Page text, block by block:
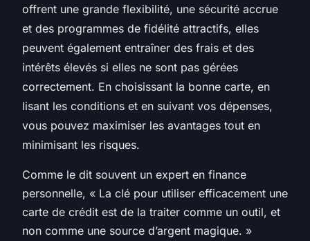
offrent une grande flexibilité, une sécurité accrue
et des programmes de fidélité attractifs, elles
peuvent également entraîner des frais et des
intérêts élevés si elles ne sont pas gérées
correctement. En choisissant la bonne carte, en
lisant les conditions et en suivant vos dépenses,
vous pouvez maximiser les avantages tout en
minimisant les risques.
Comme le dit souvent un expert en finance
personnelle, « La clé pour utiliser efficacement une
carte de crédit est de la traiter comme un outil, et
non comme une source d’argent magique. »